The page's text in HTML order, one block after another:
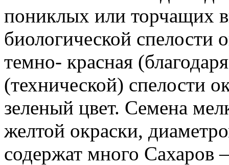
пониклых или торчащих
биологической спелости
темно- красная
(технической) спелости
зеленый цвет. Семена
желтой окраски,
содержат много Сахаров